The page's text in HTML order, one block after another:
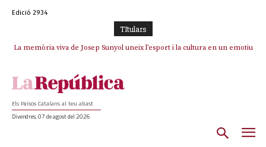
Edició 2934
TItulars
La memòria viva de Josep Sunyol uneix l’esport i la cultura en un emotiu
Els Països Catalans al teu abast
Divendres, 07 de agost del 2026